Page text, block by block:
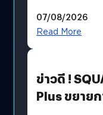
07/08/2026
Read More
ข่าวดี !
Plus ขยาย